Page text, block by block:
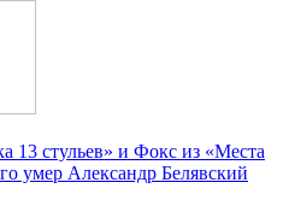
13 стульев» и Фокс из «Места
умер Александр Белявский